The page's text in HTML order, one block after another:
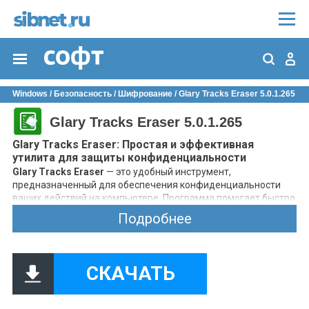
Windows / Безопасность / Шифрование / Glary Tracks Eraser 5.0.1.265
Glary Tracks Eraser 5.0.1.265
Glary Tracks Eraser: Простая и эффективная
утилита для защиты конфиденциальности
Glary Tracks Eraser — это удобный инструмент,
предназначенный для обеспечения конфиденциальности
ваших действий на компьютере. Программа помогает быстро
удалить следы вашей активности в основных браузерах и
самой системе ПК, что особенно полезно при общем доступе
Основные возможности Glary Tracks Eraser:
Очистка браузеров : Удаление истории посещенных
страниц, куки, кэша, сохраненных данных форм и
истории загрузок в Google Chrome, Mozilla Firefox, Opera
Подробнее
СКАЧАТЬ